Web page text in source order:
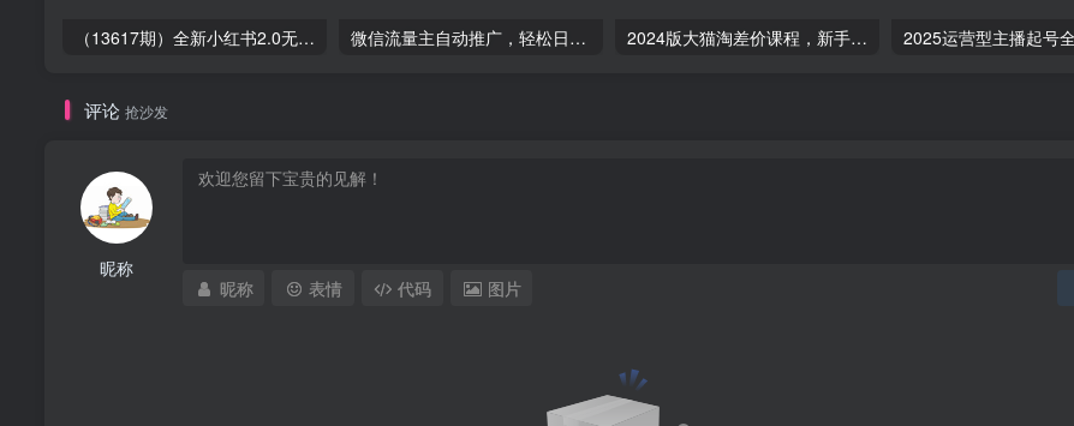
（13617期）全新小红书2.0无脑生成笔记玩法轻松日入800+小白新手简单上手操作 微信流量主自动推广，轻松日入800+，简单易上手，做就有收益。 2024版大猫淘差价课程，新手也能学的无货源电商课程
评论 抢沙发
昵称
昵称 表情 代码 图片